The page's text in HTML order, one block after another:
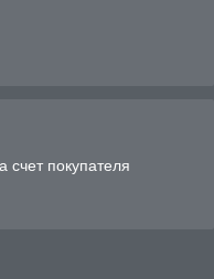
счет покупателя